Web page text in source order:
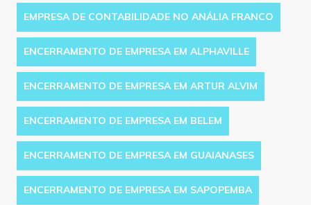
EMPRESA DE CONTABILIDADE NO ANÁLIA FRANCO
ENCERRAMENTO DE EMPRESA EM ALPHAVILLE
ENCERRAMENTO DE EMPRESA EM ARTUR ALVIM
ENCERRAMENTO DE EMPRESA EM BELEM
ENCERRAMENTO DE EMPRESA EM GUAIANASES
ENCERRAMENTO DE EMPRESA EM SAPOPEMBA